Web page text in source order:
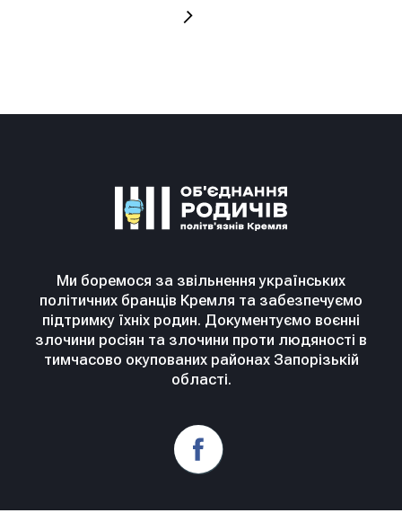
Ми боремося за звільнення українських
політичних бранців Кремля та забезпечуємо
підтримку їхніх родин. Документуємо воєнні
злочини росіян та злочини проти людяності в
тимчасово окупованих районах Запорізькій
області.